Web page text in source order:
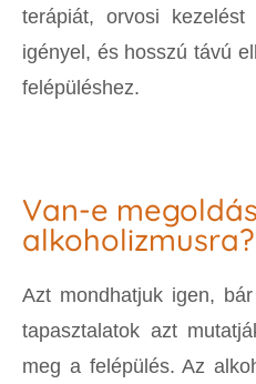
terápiát, orvosi
igényel, és hosszú távú
felépüléshez.
Van-e
alkoholizmusra?
Azt mondhatjuk igen,
tapasztalatok azt
meg a felépülés. Az